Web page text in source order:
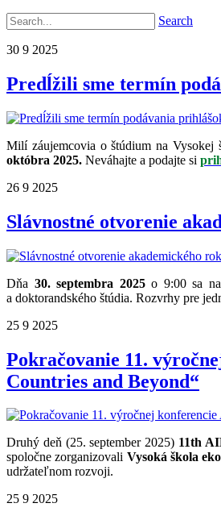
Search
30 9 2025
Predĺžili sme termín
Milí záujemcovia o štúdium na Vysokej
októbra 2025. Neváhajte a podajte si
26 9 2025
Slávnostné otvorenie
Dňa 30. septembra 2025o 9:00 sa na
a doktorandského štúdia. Rozvrhy pre
25 9 2025
Pokračovanie 11.
Countries and Beyond“
Druhý deň (25. september 2025) 11th
spoločne zorganizovali Vysoká škola
udržateľnom rozvoji.
25 9 2025